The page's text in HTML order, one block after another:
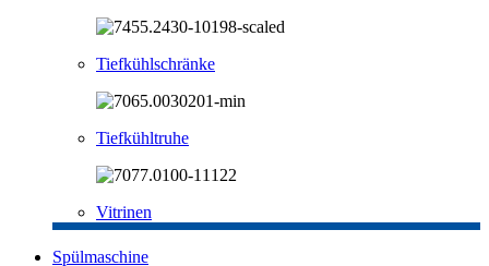
Tiefkühlschränke
Tiefkühltruhe
Vitrinen
Spülmaschine